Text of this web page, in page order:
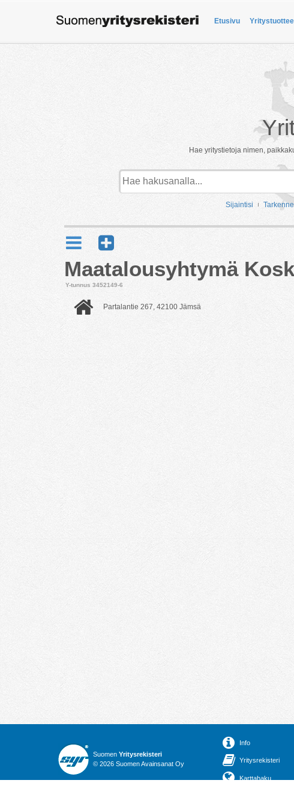
Etusivu
Hae yritystietoja nimen,
Sijaintisi
Maatalousyhtymä
Y-tunnus 3452149-6
Partalantie 267, 42100 Jämsä
Suomen Yritysrekisteri
© 2026 Suomen Avainsanat Oy
Info
Yritysrekisteri
Karttahaku